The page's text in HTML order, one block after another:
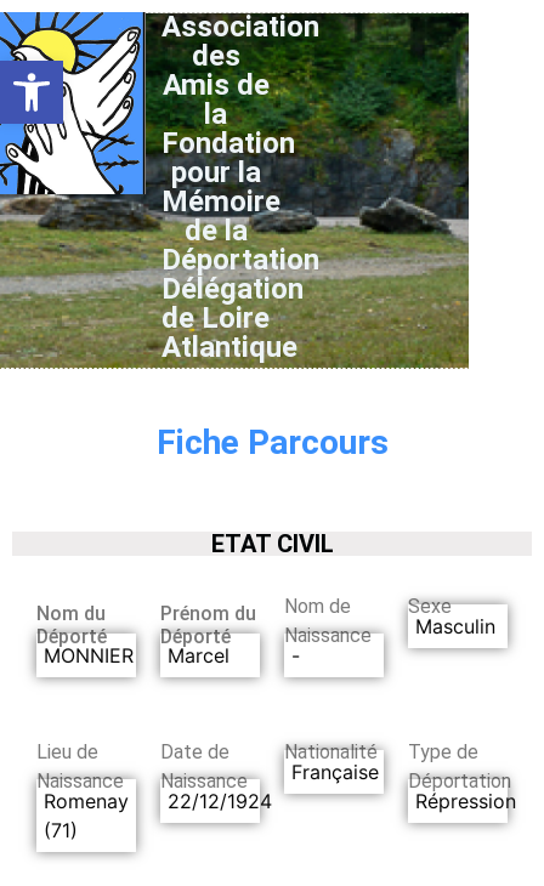
Ouvrir la barre d’outils
Association
des
Amis de
la
Fondation
pour la
Mémoire
de la
Déportation
Délégation
de Loire
Atlantique
Fiche Parcours
ETAT CIVIL
Nom du
Déporté
MONNIER
Prénom du
Déporté
Marcel
Nom de
Naissance
-
Sexe
Masculin
Lieu de
Naissance
Romenay
(71)
Date de
Naissance
22/12/1924
Nationalité
Française
Type de
Déportation
Répression